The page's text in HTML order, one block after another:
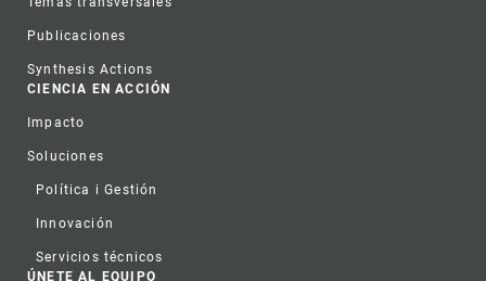
Publicaciones
Synthesis Actions
CIENCIA EN ACCIÓN
Impacto
Soluciones
Política i Gestión
Innovación
Servicios técnicos
ÚNETE AL EQUIPO